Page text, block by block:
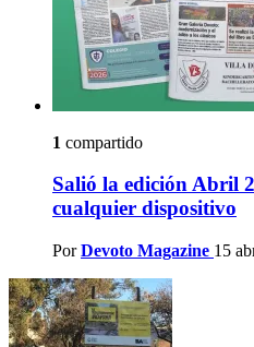
1 compartido
Salió la edición Abril
cualquier dispositivo
Por Devoto Magazine 15